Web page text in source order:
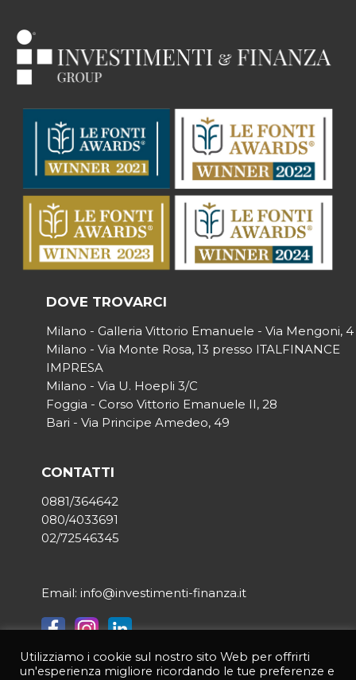
DOVE TROVARCI
Milano - Galleria Vittorio Emanuele - Via Mengoni, 4
Milano - Via Monte Rosa, 13 presso ITALFINANCE
IMPRESA
Milano - Via U. Hoepli 3/C
Foggia - Corso Vittorio Emanuele II, 28
Bari - Via Principe Amedeo, 49
CONTATTI
0881/364642
080/4033691
02/72546345
Email: info@investimenti-finanza.it
© 2021 INVESTIMENTI & FINANZA | Tutti i diritti riservati | P.IVA
Utilizziamo i cookie sul nostro sito Web per offrirti
un'esperienza migliore ricordando le tue preferenze e